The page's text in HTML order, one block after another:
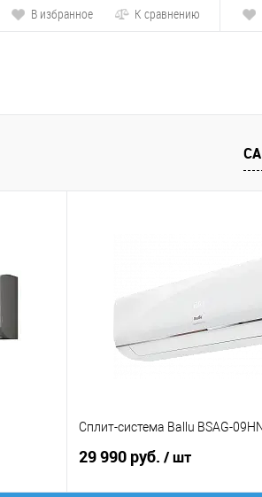
В избранное
К сравнению
Сплит-система Ballu BSAG-
29 990 руб. / шт